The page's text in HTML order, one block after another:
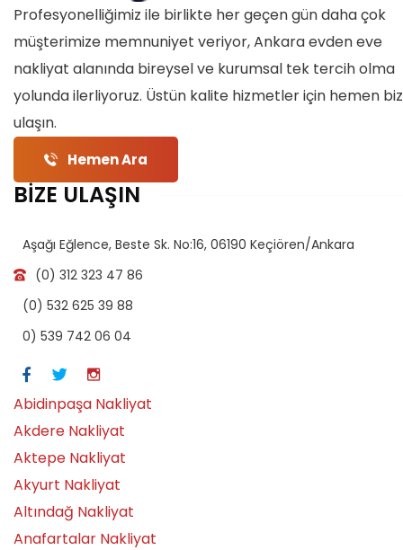
Profesyonelliğimiz ile birlikte her geçen gün daha çok
müşterimize memnuniyet veriyor, Ankara evden eve
nakliyat alanında bireysel ve kurumsal tek tercih olma
yolunda ilerliyoruz. Üstün kalite hizmetler için hemen
ulaşın.
Hemen Ara
BİZE ULAŞIN
Aşağı Eğlence, Beste Sk. No:16, 06190 Keçiören/Ankara
(0) 312 323 47 86
(0) 532 625 39 88
0) 539 742 06 04
Abidinpaşa Nakliyat
Akdere Nakliyat
Aktepe Nakliyat
Akyurt Nakliyat
Altındağ Nakliyat
Anafartalar Nakliyat